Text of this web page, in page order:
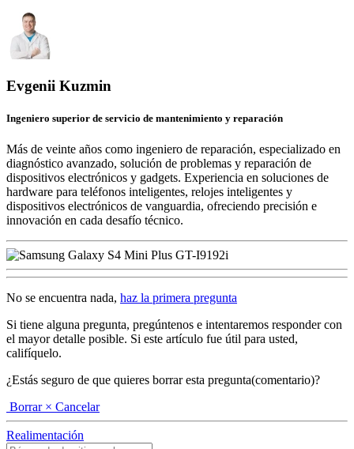
Evgenii Kuzmin
Ingeniero superior de servicio de mantenimiento y reparación
Más de veinte años como ingeniero de reparación, especializado en
diagnóstico avanzado, solución de problemas y reparación de
dispositivos electrónicos y gadgets. Experiencia en soluciones de
hardware para teléfonos inteligentes, relojes inteligentes y
dispositivos electrónicos de vanguardia, ofreciendo precisión e
innovación en cada desafío técnico.
No se encuentra nada, haz la primera pregunta
Si tiene alguna pregunta, pregúntenos e intentaremos responder con
el mayor detalle posible. Si este artículo fue útil para usted,
califíquelo.
¿Estás seguro de que quieres borrar esta pregunta(comentario)?
Borrar × Cancelar
Realimentación